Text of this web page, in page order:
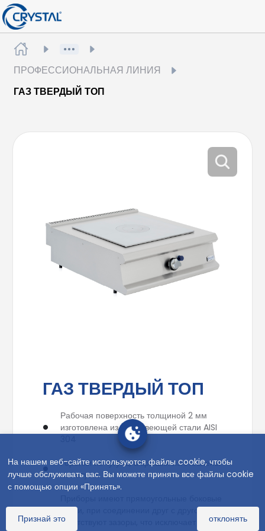
На нашем веб-сайте используются файлы cookie, чтобы
лучше обслуживать вас. Вы можете принять все файлы cookie
с помощью опции «Принять».
Признай это отклонять
ПРОФЕССИОНАЛЬНАЯ ЛИНИЯ
ГАЗ ТВЕРДЫЙ ТОП
ГАЗ ТВЕРДЫЙ ТОП
Рабочая поверхность толщиной 2 мм
изготовлена из нержавеющей стали AISI
Горелки из чугуна, а крышки изготовлены
из латуни.
грани, при соединении друг с другом
отсутствуют зазоры, что исключает